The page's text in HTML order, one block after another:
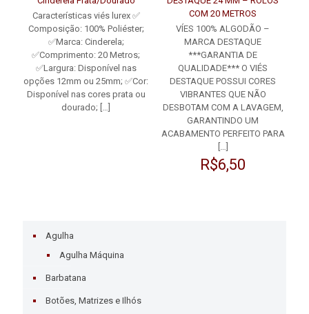
Características viés lurex ✅
Composição: 100% Poliéster;
✅Marca: Cinderela;
✅Comprimento: 20 Metros;
✅Largura: Disponível nas
opções 12mm ou 25mm; ✅Cor:
Disponível nas cores prata ou
dourado; […]
COM 20 METROS
VÍES 100% ALGODÃO –
MARCA DESTAQUE
***GARANTIA DE
QUALIDADE*** O VIÉS
DESTAQUE POSSUI CORES
VIBRANTES QUE NÃO
DESBOTAM COM A LAVAGEM,
GARANTINDO UM
ACABAMENTO PERFEITO PARA
[…]
R$6,50
Agulha
Agulha Máquina
Barbatana
Botões, Matrizes e Ilhós